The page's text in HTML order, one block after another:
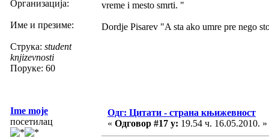
Организација:
Име и презиме:
Струка: student
knjizevnosti
Поруке: 60
vreme i mesto smrti. "
Dordje Pisarev "A sta ako umre pre nego
Ime moje
посетилац
Одг: Цитати - страна књижевност
« Одговор #17 у: 19.54 ч. 16.05.2010. »